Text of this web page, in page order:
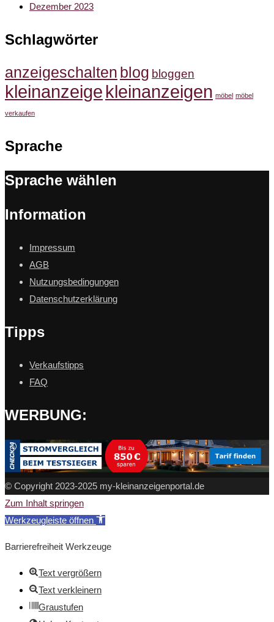
Dezember 2023
Schlagwörter
anzeigeschalten blog bloggen
kleinanzeige kleinanzeigen möbel möbel
verkaufen
Sprache
Sprache wählen
Information
Impressum
AGB
Nutzungsbedingungen
Datenschutzerklärung
Tipps
Verkaufstipps
FAQ
WERBUNG:
© Copyright 2023-2025 my-kleinanzeigenportal.de
Zum Inhalt springen
Werkzeugleiste öffnen
Barrierefreiheit Werkzeuge
Text vergrößern
Text verkleinern
Graustufen